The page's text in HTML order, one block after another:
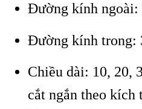
Đường kính ngoài:
Đường kính trong:
Chiều dài: 10, 20,
cắt ngắn theo kích